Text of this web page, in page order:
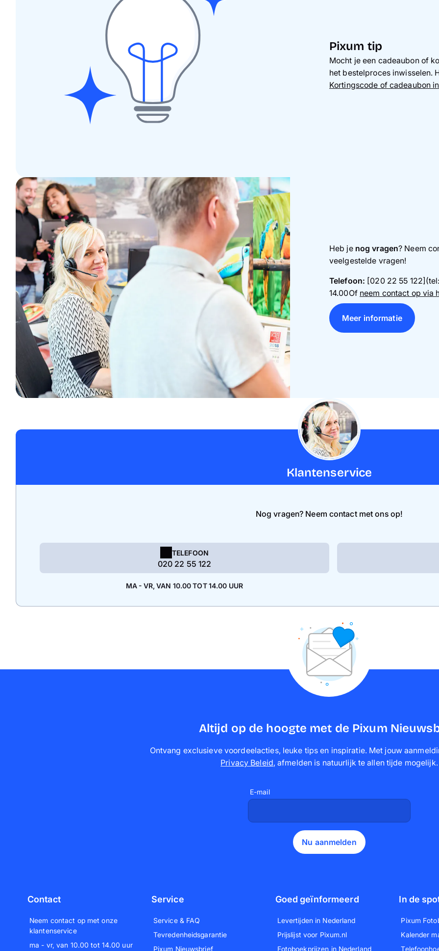
Pixum tip
Mocht je een cadeaubon of
het bestelproces inwisselen.
Kortingscode of cadeaubon
Heb je nog vragen? Neem
veelgestelde vragen!
Telefoon: [020 22 55
14.00Of neem contact op via
Meer informatie
Klantenservice
Nog vragen? Neem contact met ons op!
TELEFOON
020 22 55 122
MA - VR, VAN 10.00 TOT 14.00 UUR
Altijd op de hoogte met de Pixum
Ontvang exclusieve voordeelacties, leuke tips en inspiratie. Met jouw
Privacy Beleid,afmelden is natuurlijk te allen tijde mogelijk.
E-mail
Nu aanmelden
Contact
Neem contact op met onze
klantenservice
ma - vr, van 10.00 tot 14.00 uur
Service
Service & FAQ
Tevredenheidsgarantie
Pixum Nieuwsbrief
Goed geïnformeerd
Levertijden in Nederland
Prijslijst voor Pixum.nl
Fotoboekprijzen in Nederland
In de
Pixum
Kalender